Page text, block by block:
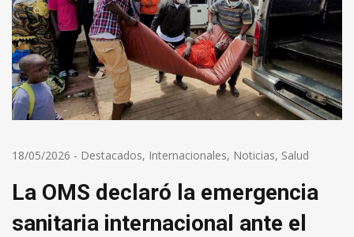
18/05/2026 - Destacados, Internacionales, Noticias, Salud
La OMS declaró la emergencia
sanitaria internacional ante el